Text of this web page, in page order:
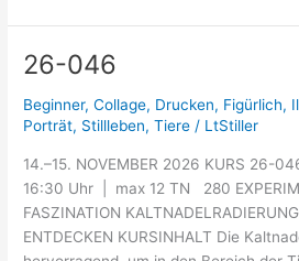
26-046
Beginner,Collage, Drucken, Figürlich,
Porträt, Stillleben,Tiere / LtStiller
14.–15. NOVEMBER 2026 KURS 26-
16:30 Uhr | max 12 TN 280
FASZINATION
ENTDECKEN KURSINHALT Die
26-